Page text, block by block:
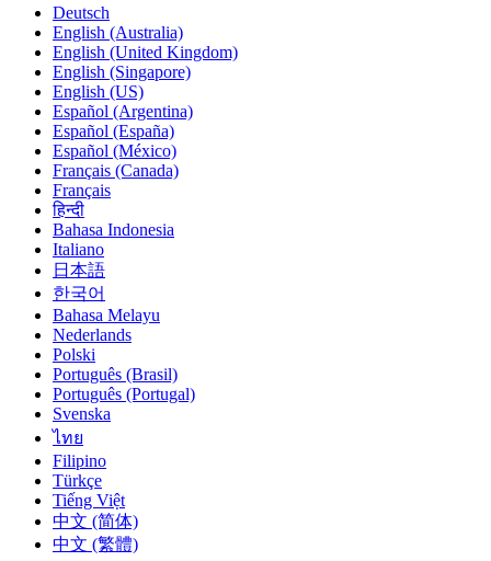
Deutsch
English (Australia)
English (United Kingdom)
English (Singapore)
English (US)
Español (Argentina)
Español (España)
Español (México)
Français (Canada)
Français
हिन्दी
Bahasa Indonesia
Italiano
日本語
한국어
Bahasa Melayu
Nederlands
Polski
Português (Brasil)
Português (Portugal)
Svenska
ไทย
Filipino
Türkçe
Tiếng Việt
中文 (简体)
中文 (繁體)